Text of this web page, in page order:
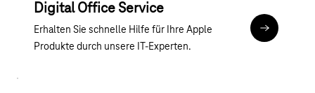
Digital Office Service
Erhalten Sie schnelle Hilfe für Ihre Apple
Produkte durch unsere IT-Experten.
Zum